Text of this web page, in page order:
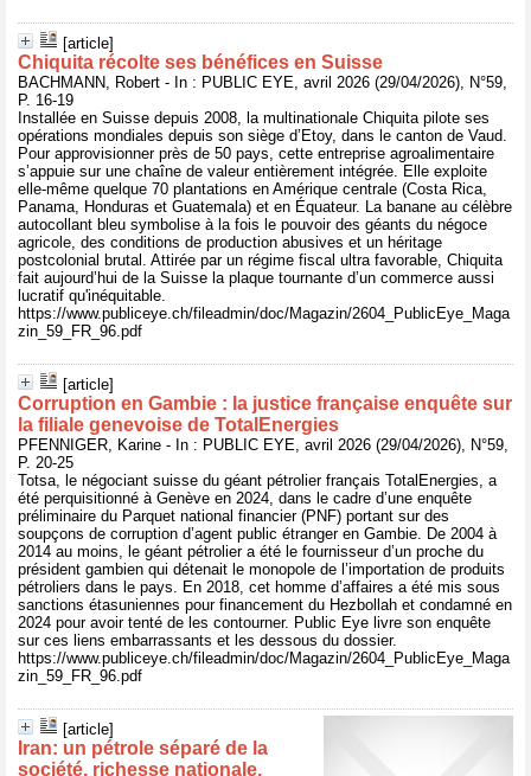
[article]
Chiquita récolte ses bénéfices en Suisse
BACHMANN, Robert - In : PUBLIC EYE, avril 2026 (29/04/2026), N°59,
P. 16-19
Installée en Suisse depuis 2008, la multinationale Chiquita pilote ses
opérations mondiales depuis son siège d’Etoy, dans le canton de Vaud.
Pour approvisionner près de 50 pays, cette entreprise agroalimentaire
s’appuie sur une chaîne de valeur entièrement intégrée. Elle exploite
elle-même quelque 70 plantations en Amérique centrale (Costa Rica,
Panama, Honduras et Guatemala) et en Équateur. La banane au célèbre
autocollant bleu symbolise à la fois le pouvoir des géants du négoce
agricole, des conditions de production abusives et un héritage
postcolonial brutal. Attirée par un régime fiscal ultra favorable, Chiquita
fait aujourd’hui de la Suisse la plaque tournante d’un commerce aussi
lucratif qu'inéquitable.
https://www.publiceye.ch/fileadmin/doc/Magazin/2604_PublicEye_Maga
zin_59_FR_96.pdf
[article]
Corruption en Gambie : la justice française enquête sur
la filiale genevoise de TotalEnergies
PFENNIGER, Karine - In : PUBLIC EYE, avril 2026 (29/04/2026), N°59,
P. 20-25
Totsa, le négociant suisse du géant pétrolier français TotalEnergies, a
été perquisitionné à Genève en 2024, dans le cadre d’une enquête
préliminaire du Parquet national financier (PNF) portant sur des
soupçons de corruption d’agent public étranger en Gambie. De 2004 à
2014 au moins, le géant pétrolier a été le fournisseur d’un proche du
président gambien qui détenait le monopole de l’importation de produits
pétroliers dans le pays. En 2018, cet homme d’affaires a été mis sous
sanctions étasuniennes pour financement du Hezbollah et condamné en
2024 pour avoir tenté de les contourner. Public Eye livre son enquête
sur ces liens embarrassants et les dessous du dossier.
https://www.publiceye.ch/fileadmin/doc/Magazin/2604_PublicEye_Maga
zin_59_FR_96.pdf
[article]
Iran: un pétrole séparé de la
société, richesse nationale,